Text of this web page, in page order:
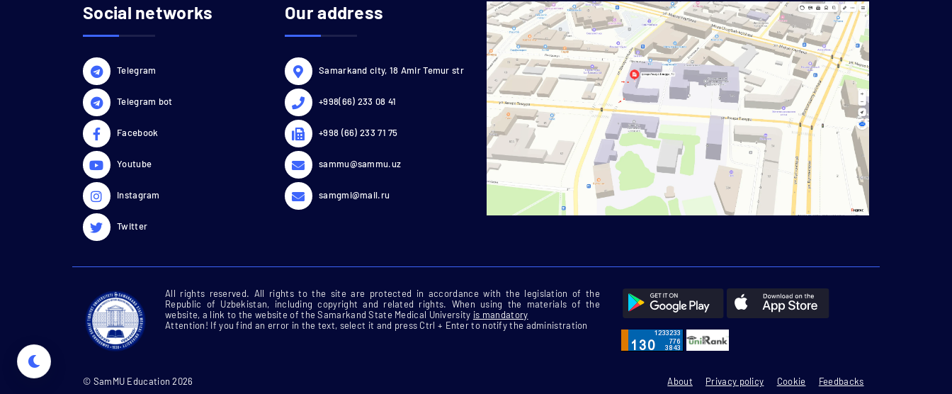
Social networks
Telegram
Telegram bot
Facebook
Youtube
Instagram
Twitter
Our address
Samarkand city, 18 Amir Temur str
+998(66) 233 08 41
+998 (66) 233 71 75
sammu@sammu.uz
samgmi@mail.ru
All rights reserved. All rights to the site are protected in accordance with the legislation of the
Republic of Uzbekistan, including copyright and related rights. When using the materials of the
website, a link to the website of the Samarkand State Medical University is mandatory
Attention! If you find an error in the text, select it and press Ctrl + Enter to notify the administration
© SamMU Education 2026 About Privacy policy Cookie Feedbacks